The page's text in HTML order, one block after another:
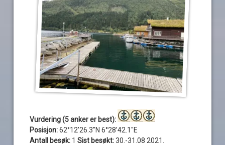
Vurdering (5 anker er best):
Posisjon:62°12’26.3″N 6°28’42.1″E
Antall besøk: 1Sist besøkt:30.-31.08 2021.